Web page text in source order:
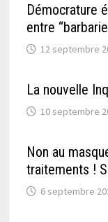
Démocrature
entre
12 septembre
La nouvelle
10 septembre
Non au
traitements !
6 septembre